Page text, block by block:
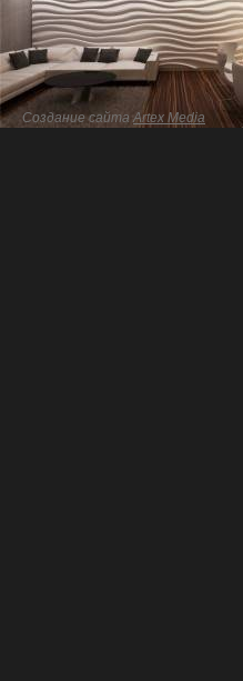
Создание сайтаArtex Media